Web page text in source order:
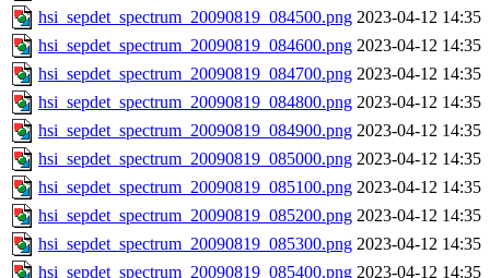
hsi_sepdet_spectrum_20090819_084500.png 2023-04-12 14:35
hsi_sepdet_spectrum_20090819_084600.png 2023-04-12 14:35
hsi_sepdet_spectrum_20090819_084700.png 2023-04-12 14:35
hsi_sepdet_spectrum_20090819_084800.png 2023-04-12 14:35
hsi_sepdet_spectrum_20090819_084900.png 2023-04-12 14:35
hsi_sepdet_spectrum_20090819_085000.png 2023-04-12 14:35
hsi_sepdet_spectrum_20090819_085100.png 2023-04-12 14:35
hsi_sepdet_spectrum_20090819_085200.png 2023-04-12 14:35
hsi_sepdet_spectrum_20090819_085300.png 2023-04-12 14:35
hsi_sepdet_spectrum_20090819_085400.png 2023-04-12 14:35